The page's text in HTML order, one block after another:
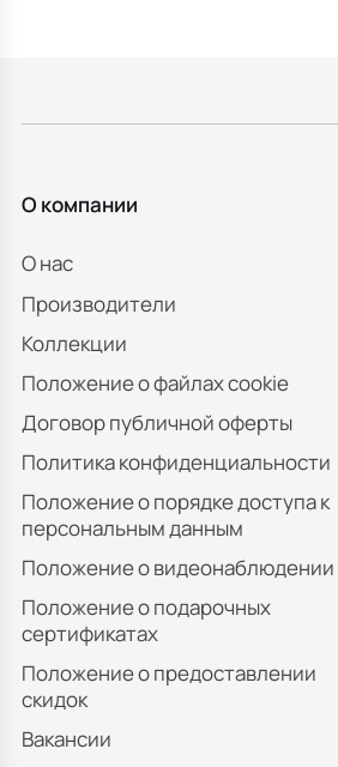
О компании
О нас
Производители
Коллекции
Положение о файлах cookie
Договор публичной оферты
Политика конфиденциальности
Положение о порядке доступа к
персональным данным
Положение о видеонаблюдении
Положение о подарочных
сертификатах
Положение о предоставлении
скидок
Вакансии